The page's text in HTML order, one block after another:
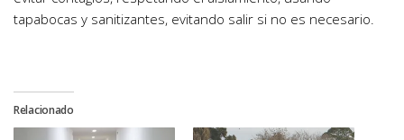
tapabocas y sanitizantes, evitando salir si no es necesario.
Relacionado